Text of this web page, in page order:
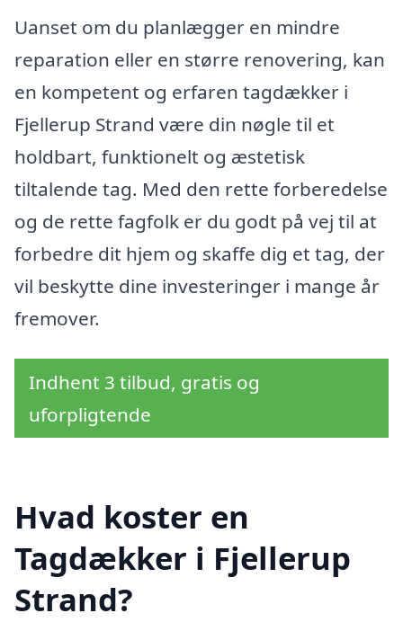
Uanset om du planlægger en mindre
reparation eller en større renovering, kan
en kompetent og erfaren tagdækker i
Fjellerup Strand være din nøgle til et
holdbart, funktionelt og æstetisk
tiltalende tag. Med den rette forberedelse
og de rette fagfolk er du godt på vej til at
forbedre dit hjem og skaffe dig et tag, der
vil beskytte dine investeringer i mange år
fremover.
Indhent 3 tilbud, gratis og
uforpligtende
Hvad koster en
Tagdækker i Fjellerup
Strand?